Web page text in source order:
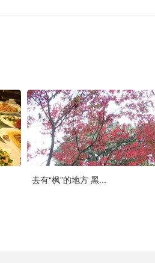
去有“枫”的地方 黑...